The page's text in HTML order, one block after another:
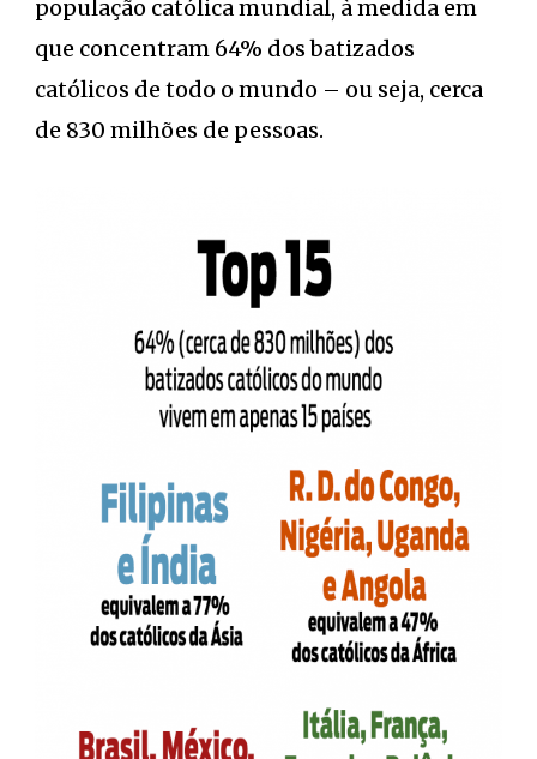
população católica mundial, à medida em
que concentram 64% dos batizados
católicos de todo o mundo – ou seja, cerca
de 830 milhões de pessoas.